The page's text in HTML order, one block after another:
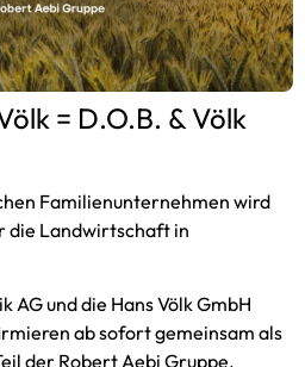
= D.O.B. & Völk
Familienunternehmen wird
die Landwirtschaft in
AG und die Hans Völk GmbH
ab sofort gemeinsam als
der Robert Aebi Gruppe.